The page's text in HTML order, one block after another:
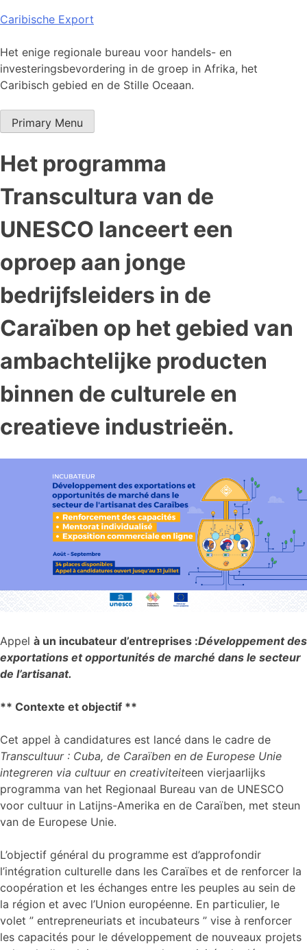
Skip
content
Caribische Export
Het enige regionale bureau voor handels- en
investeringsbevordering in de groep in Afrika, het
Caribisch gebied en de Stille Oceaan.
Primary Menu
Het programma
Transcultura van de
UNESCO lanceert een
oproep aan jonge
bedrijfsleiders in de
Caraïben op het gebied van
ambachtelijke producten
binnen de culturele en
creatieve industrieën.
Appel à un incubateur d’entreprises :Développement des
exportations et opportunités de marché dans le secteur
de l’artisanat.
** Contexte et objectif **
Cet appel à candidatures est lancé dans le cadre de
Transcultuur : Cuba, de Caraïben en de Europese Unie
integreren via cultuur en creativiteiteen vierjaarlijks
programma van het Regionaal Bureau van de UNESCO
voor cultuur in Latijns-Amerika en de Caraïben, met steun
van de Europese Unie.
L’objectif général du programme est d’approfondir
l’intégration culturelle dans les Caraïbes et de renforcer la
coopération et les échanges entre les peuples au sein de
la région et avec l’Union européenne. En particulier, le
volet ” entrepreneuriats et incubateurs ” vise à renforcer
les capacités pour le développement de nouveaux projets